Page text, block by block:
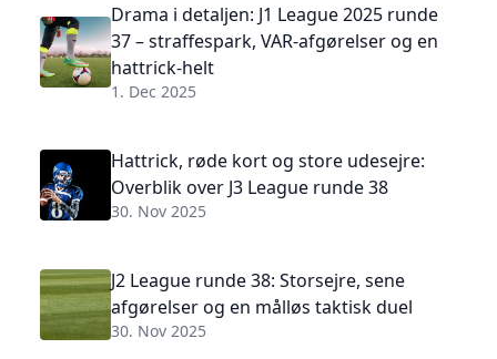
Drama i detaljen: J1 League 2025 runde
37 – straffespark, VAR-afgørelser og en
hattrick-helt
1. Dec 2025
Hattrick, røde kort og store udesejre:
Overblik over J3 League runde 38
30. Nov 2025
J2 League runde 38: Storsejre, sene
afgørelser og en målløs taktisk duel
30. Nov 2025